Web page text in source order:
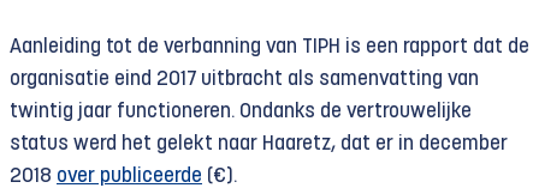
Aanleiding tot de verbanning van TIPH is een rapport dat de
organisatie eind 2017 uitbracht als samenvatting van
twintig jaar functioneren. Ondanks de vertrouwelijke
status werd het gelekt naar Haaretz, dat er in december
2018 over publiceerde (€).